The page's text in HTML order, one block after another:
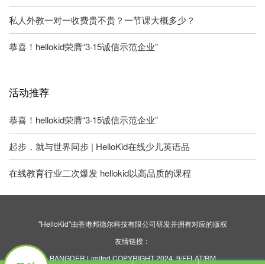
私人外教一对一收费贵不贵？一节课大概多少？
恭喜！hellokid荣膺“3·15诚信示范企业”
活动推荐
恭喜！hellokid荣膺“3·15诚信示范企业”
起步，就与世界同步 | HelloKid在线少儿英语品
在线教育行业二次爆发 hellokid以高品质的课程
"HelloKid"由香港邦德尔科技有限公司研发并拥有对应的版权
友情链接：
BANGDER Limited COPYRIGHT 2024. 9/FFLAT/RM